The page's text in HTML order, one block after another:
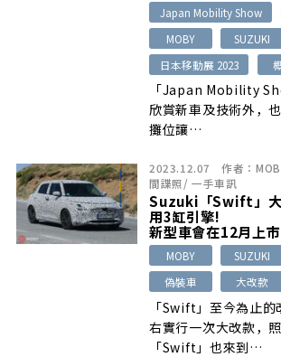
Japan Mobility Show
MOBY
SUZUKI
日本移動展 2023
「Japan Mobility
欣賞新車及技術外，
攤位讓…
2023.12.07 作者：
間諜照/ 一手車訊
Suzuki「Swift」大
用3缸引擎!
新型車會在12月上
MOBY SUZUKI
偽裝車
大改款
「Swift」至今為止
右實行一次大改款，
「Swift」也來到…